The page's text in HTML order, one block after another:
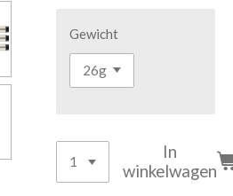
Gewicht
In
winkelwagen